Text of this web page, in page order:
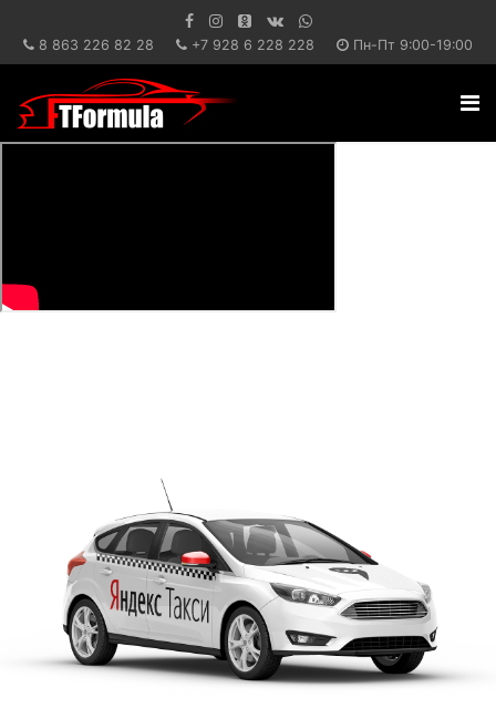
8 863 226 82 28 +7 928 6 228 228 Пн-Пт 9:00-19:00